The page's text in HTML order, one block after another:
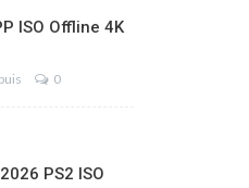
ISO Offline 4K
0
PS2 ISO